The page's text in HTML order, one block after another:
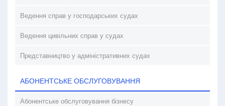
Ведення справ у господарських судах
Ведення цивільних справ у судах
Представництво у адміністративних судах
АБОНЕНТСЬКЕ ОБСЛУГОВУВАННЯ
Абонентське обслуговування бізнесу